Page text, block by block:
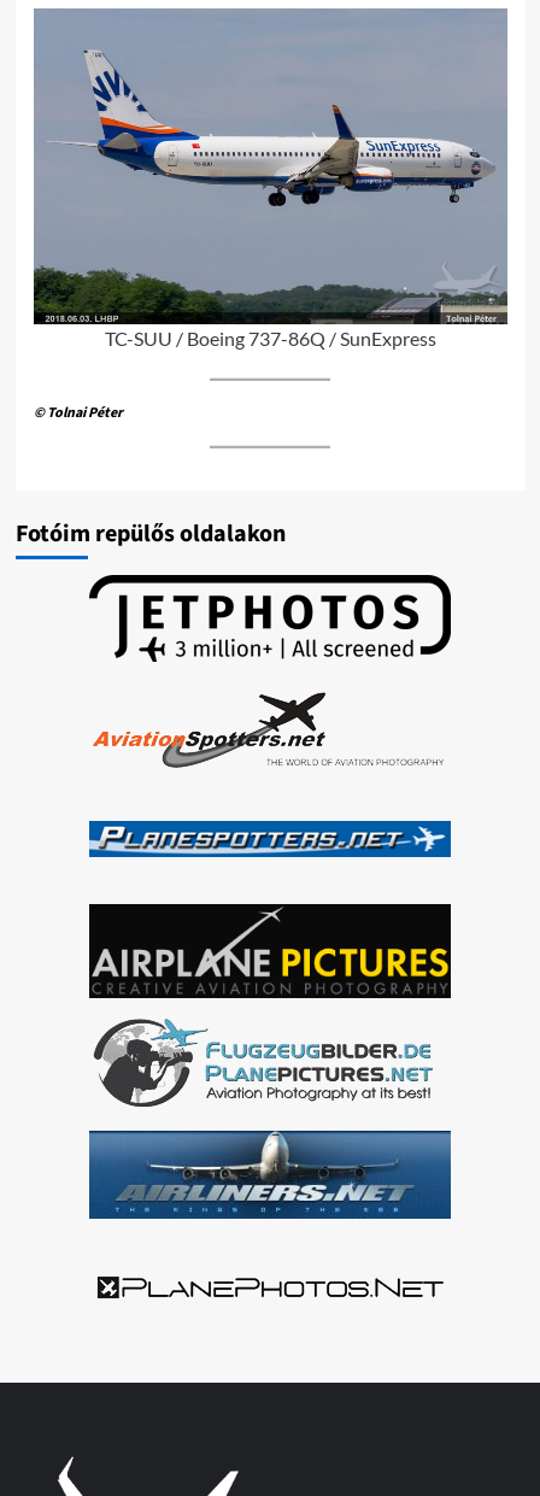
TC-SUU / Boeing 737-86Q / SunExpress
© Tolnai Péter
Fotóim repülős oldalakon